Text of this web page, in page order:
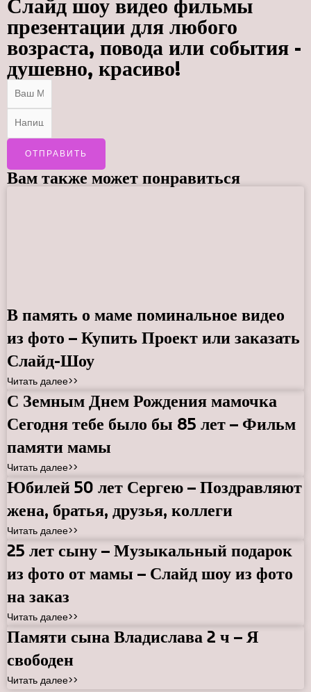
презентации для любого
возраста, повода или события -
душевно, красиво!
ОТПРАВИТЬ
Вам также может понравиться
В память о маме поминальное видео
из фото – Купить Проект или заказать
Слайд-Шоу
Читать далее>>
С Земным Днем Рождения мамочка
Сегодня тебе было бы 85 лет – Фильм
памяти мамы
Читать далее>>
Юбилей 50 лет Сергею – Поздравляют
жена, братья, друзья, коллеги
Читать далее>>
25 лет сыну – Музыкальный подарок
из фото от мамы – Слайд шоу из фото
на заказ
Читать далее>>
Памяти сына Владислава 2 ч – Я
свободен
Читать далее>>